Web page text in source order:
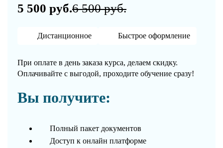
5 500 руб.6 500 руб.
Дистанционное Быстрое оформление
При оплате в день заказа курса, делаем скидку.
Оплачивайте с выгодой, проходите обучение сразу!
Вы получите:
Полный пакет документов
Доступ к онлайн платформе